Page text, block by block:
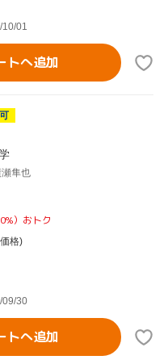
10/01
トへ追加
隼也
）おトク
格)
09/30
トへ追加